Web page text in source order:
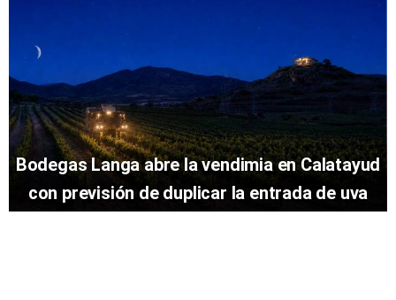
Bodegas Langa abre la vendimia en Calatayud
con previsión de duplicar la entrada de uva